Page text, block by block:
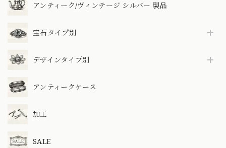
アンティーク/ヴィンテージ シルバー 製品
宝石タイプ別
デザインタイプ別
アンティークケース
加工
SALE